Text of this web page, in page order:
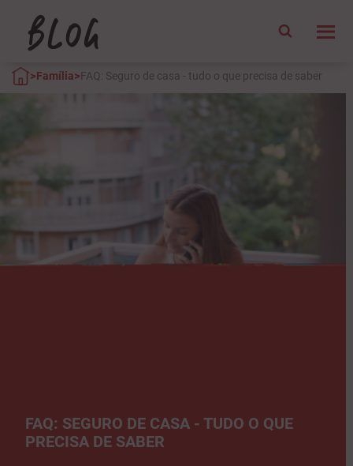
>Família>FAQ: Seguro de casa - tudo o que precisa de saber
FAQ: SEGURO DE CASA - TUDO O QUE
PRECISA DE SABER